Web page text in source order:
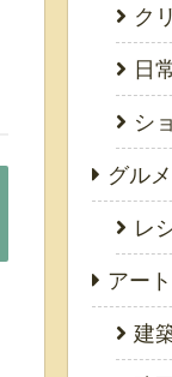
ク
日
シ
グルメ
レ
アー
建